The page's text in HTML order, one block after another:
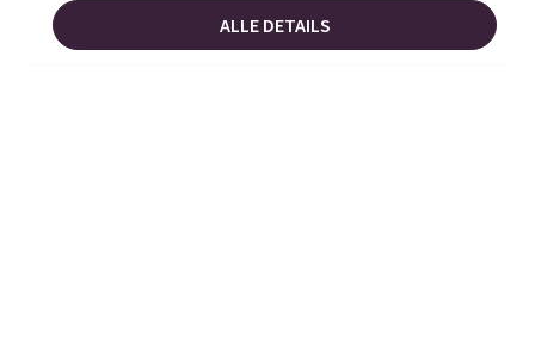
ALLE DETAILS